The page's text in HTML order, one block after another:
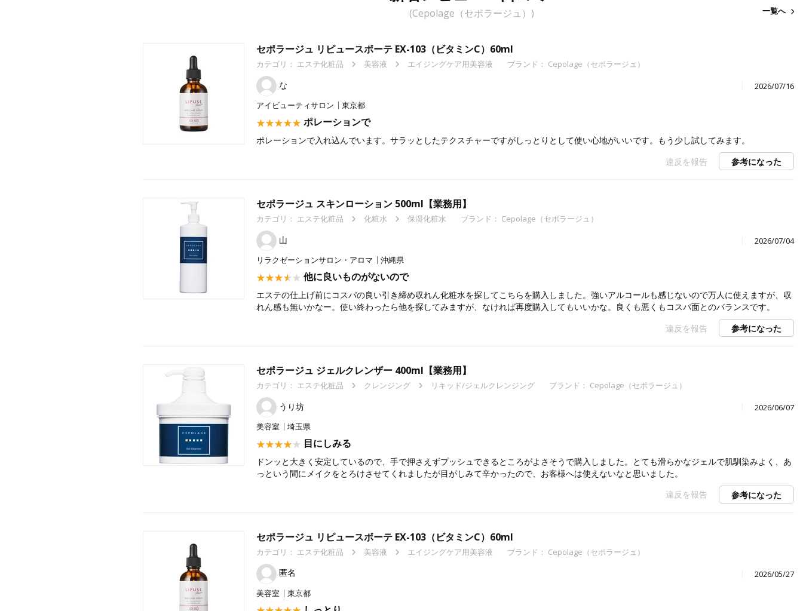
(Cepolage（セポラージュ）) 一覧へ
セポラージュ リピュースボーテ EX-103（ビタミンC）60ml
カテゴリ： エステ化粧品 美容液 エイジングケア用美容液 ブランド： Cepolage（セポラージュ）
な
2026/07/16
アイビューティサロン
東京都
ポレーションで
ポレーションで入れ込んでいます。サラッとしたテクスチャーですがしっとりとして使い心地がいいです。もう少し試してみます。
違反を報告
参考になった
セポラージュ スキンローション 500ml【業務用】
カテゴリ： エステ化粧品 化粧水 保湿化粧水 ブランド： Cepolage（セポラージュ）
山
2026/07/04
リラクゼーションサロン・アロマ
沖縄県
他に良いものがないので
エステの仕上げ前にコスパの良い引き締め収れん化粧水を探してこちらを購入しました。強いアルコールも感じないので万人に使えますが、収
れん感も無いかなー。使い終わったら他を探してみますが、なければ再度購入してもいいかな。良くも悪くもコスパ面とのバランスです。
違反を報告
参考になった
セポラージュ ジェルクレンザー 400ml【業務用】
カテゴリ： エステ化粧品 クレンジング リキッド/ジェルクレンジング ブランド： Cepolage（セポラージュ）
うり坊
2026/06/07
美容室
埼玉県
目にしみる
ドンッと大きく安定しているので、手で押さえずプッシュできるところがよさそうで購入しました。とても滑らかなジェルで肌馴染みよく、あ
っという間にメイクをとろけさせてくれましたが目がしみて辛かったので、お客様へは使えないなと思いました。
違反を報告
参考になった
セポラージュ リピュースボーテ EX-103（ビタミンC）60ml
カテゴリ： エステ化粧品 美容液 エイジングケア用美容液 ブランド： Cepolage（セポラージュ）
匿名
2026/05/27
美容室
東京都